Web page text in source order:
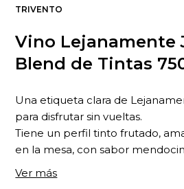
TRIVENTO
Vino Lejanamente
Blend de Tintas
Una etiqueta clara de
para disfrutar sin vueltas.
Tiene un perfil tinto frutado,
en la mesa, con sabor
Qué es
Ver más